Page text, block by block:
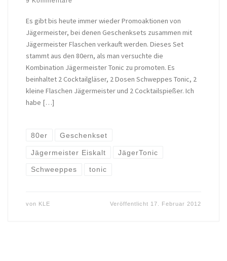
Es gibt bis heute immer wieder Promoaktionen von
Jägermeister, bei denen Geschenksets zusammen mit
Jägermeister Flaschen verkauft werden. Dieses Set
stammt aus den 80ern, als man versuchte die
Kombination Jägermeister Tonic zu promoten. Es
beinhaltet 2 Cocktailgläser, 2 Dosen Schweppes Tonic, 2
kleine Flaschen Jägermeister und 2 Cocktailspießer. Ich
habe […]
80er Geschenkset
Jägermeister Eiskalt JägerTonic
Schweeppes tonic
von KLE Veröffentlicht 17. Februar 2012